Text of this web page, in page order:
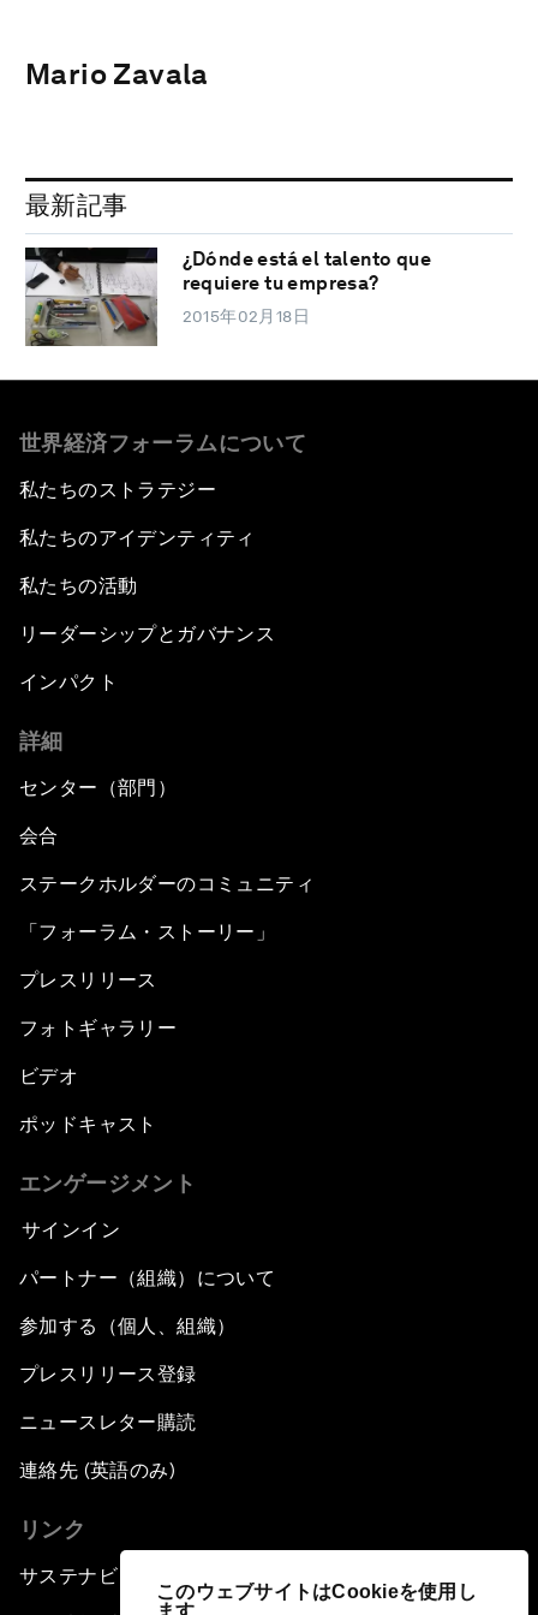
このウェブサイトはCookieを使用し
ます
Mario Zavala
最新記事
¿Dónde está el talento que
requiere tu empresa?
2015年02月18日
世界経済フォーラムについて
私たちのストラテジー
私たちのアイデンティティ
私たちの活動
リーダーシップとガバナンス
インパクト
詳細
センター（部門）
会合
ステークホルダーのコミュニティ
「フォーラム・ストーリー」
プレスリリース
フォトギャラリー
ビデオ
ポッドキャスト
エンゲージメント
サインイン
パートナー（組織）について
参加する（個人、組織）
プレスリリース登録
ニュースレター購読
連絡先 (英語のみ)
リンク
サステナビリティへの取り組み